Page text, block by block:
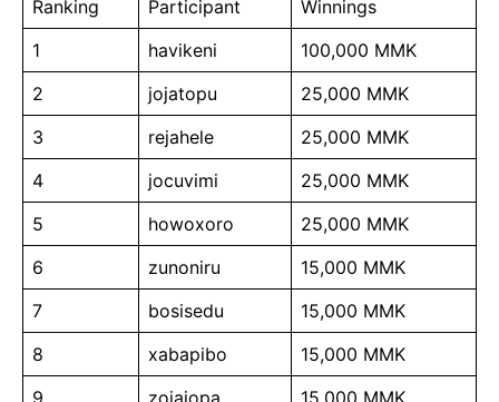
Ranking Participant
Winnings
1
havikeni
100,000 MMK
2
jojatopu
25,000 MMK
3
rejahele
25,000 MMK
4
jocuvimi
25,000 MMK
5
howoxoro
25,000 MMK
6
zunoniru
15,000 MMK
7
bosisedu
15,000 MMK
8
xabapibo
15,000 MMK
9
zojajopa
15,000 MMK